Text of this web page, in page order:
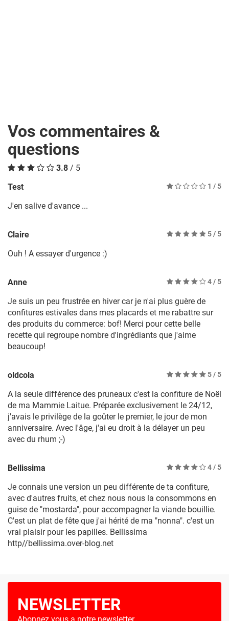
Vos commentaires &
questions
3.8 / 5
Test
1 / 5
J'en salive d'avance ...
Claire 5/ 5
Ouh ! A essayer d'urgence :)
Anne 4/ 5
Je suis un peu frustrée en hiver car je n'ai plus guère de
confitures estivales dans mes placards et me rabattre sur
des produits du commerce: bof! Merci pour cette belle
recette qui regroupe nombre d'ingrédiants que j'aime
beaucoup!
oldcola 5/ 5
A la seule différence des pruneaux c'est la confiture de Noël
de ma Mammie Laitue. Préparée exclusivement le 24/12,
j'avais le privilège de la goûter le premier, le jour de mon
anniversaire. Avec l'âge, j'ai eu droit à la délayer un peu
avec du rhum ;-)
Bellissima 4/ 5
Je connais une version un peu différente de ta confiture,
avec d'autres fruits, et chez nous nous la consommons en
guise de "mostarda", pour accompagner la viande bouillie.
C'est un plat de fête que j'ai hérité de ma "nonna". c'est un
vrai plaisir pour les papilles. Bellissima
http//bellissima.over-blog.net
NEWSLETTER